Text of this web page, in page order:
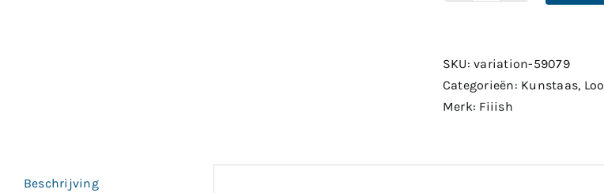
Extra
Deep
Loodkop
SKU:variation-59079
Categorieën: Kunstaas,
Merk: Fiiish
Beschrijving